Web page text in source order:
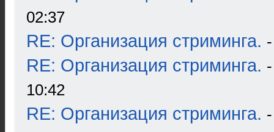
02:37
RE: Организация стриминга.
RE: Организация стриминга.
10:42
RE: Организация стриминга.